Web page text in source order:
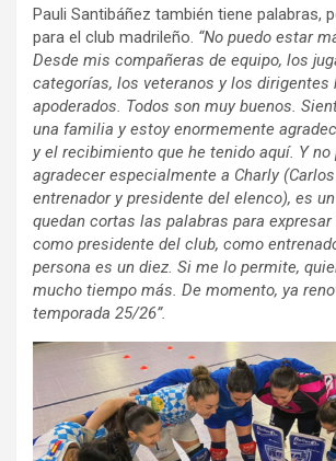
Pauli Santibáñez también tiene palabras,
para el club madrileño. “No puedo estar
Desde mis compañeras de equipo, los
categorías, los veteranos y los dirigentes
apoderados. Todos son muy buenos.
una familia y estoy enormemente
y el recibimiento que he tenido aquí. Y no
agradecer especialmente a Charly
entrenador y presidente del elenco), es
quedan cortas las palabras para expresar
como presidente del club, como
persona es un diez. Si me lo permite,
mucho tiempo más. De momento, ya
temporada 25/26”.